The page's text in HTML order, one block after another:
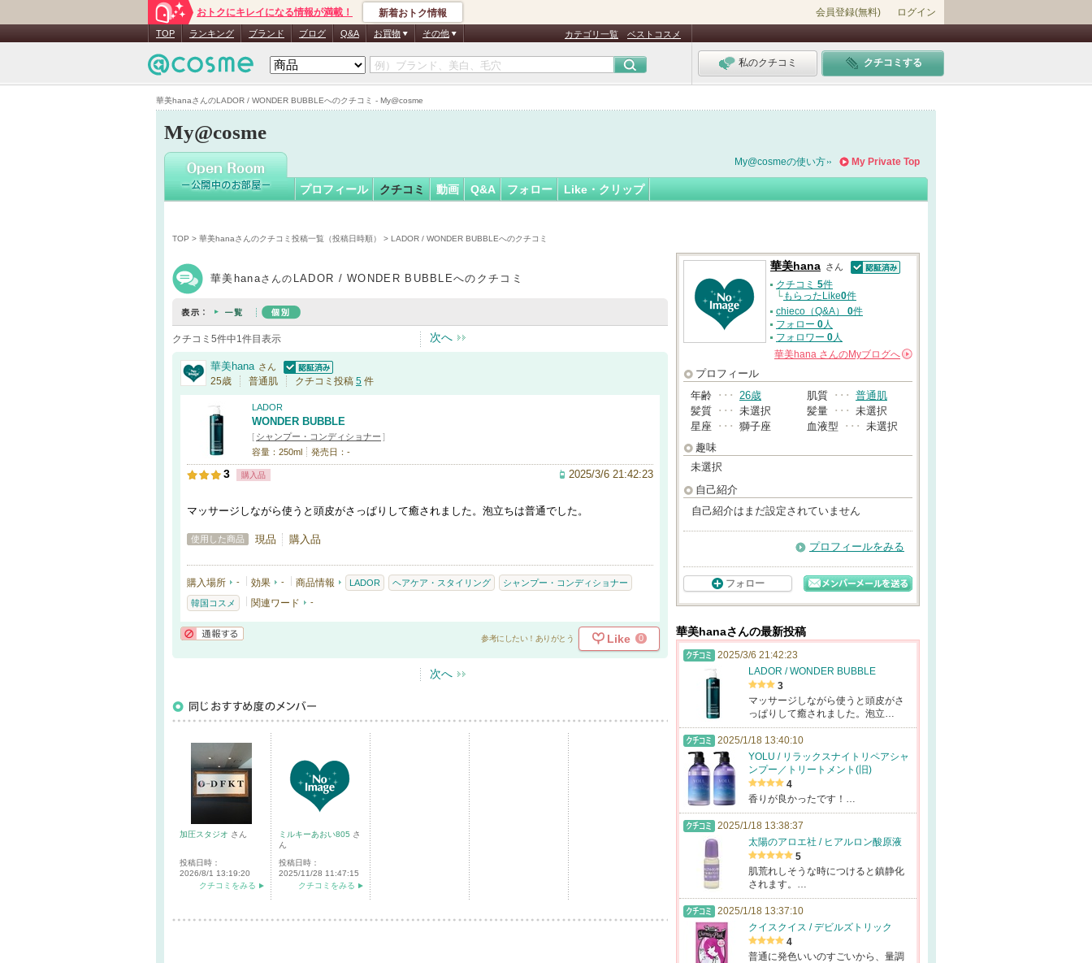
華美hanaさんのLADOR / WONDER BUBBLEへのクチコミ - My@cosme
おトクにキレイになる情報が満載！ 新着おトク情報 会員登録(無料) ログイン
TOP ランキング ブランド ブログ Q&A お買物 その他 カテゴリ一覧 ベストコスメ
私のクチコミ クチコミする
My@cosme
華美hanaさん
認
証
My Private Top
My@cosmeの使い方
プロフィール クチコミ 動画 Q&A フォロー Like・クリップ
TOP > 華美hanaさんのクチコミ投稿一覧（投稿日時順） > LADOR / WONDER BUBBLEへのクチコミ
華美hanaさんの LADOR / WONDER BUBBLEへのクチコミ
クチコミ5件中1件目表示 次へ
華美hana さん
認証済
25歳 普通肌 クチコミ投稿 5 件
LADOR
WONDER BUBBLE
[ シャンプー・コンディショナー ]
容量：250ml
発売日：-
3 購入品 2025/3/6 21:42:23
マッサージしながら使うと頭皮がさっぱりして癒されました。泡立ちは普通でした。
使用した商品 現品 購入品
購入場所 - 効果 - 商品情報 LADOR ヘアケア・スタイリング シャンプー・コンディショナー
韓国コスメ 関連ワード -
参考にしたい！ありがとう Like 0
次へ
加圧スタジオ さん
投稿日時：
2026/8/1 13:19:20
クチコミをみる
ミルキーあおい805 さ
ん
投稿日時：
2025/11/28 11:47:15
クチコミをみる
華美hana さん
クチコミ 5件
└もらったLike0件
chieco（Q&A） 0件
フォロー 0人
フォロワー 0人
華美hana さんのMyブログへ
プロフィール
年齢 ･･･ 26歳 肌質 ･･･ 普通肌
髪質 ･･･ 未選択 髪量 ･･･ 未選択
星座 ･･･ 獅子座 血液型 ･･･ 未選択
趣味
未選択
自己紹介
自己紹介はまだ設定されていません
プロフィールをみる
フォロー
華美hanaさんの最新投稿
2025/3/6 21:42:23
LADOR / WONDER BUBBLE
3
マッサージしながら使うと頭皮がさ
っぱりして癒されました。泡立…
2025/1/18 13:40:10
YOLU / リラックスナイトリペアシャ
ンプー／トリートメント(旧)
4
香りが良かったです！…
2025/1/18 13:38:37
太陽のアロエ社 / ヒアルロン酸原液
5
肌荒れしそうな時につけると鎮静化
されます。…
2025/1/18 13:37:10
クイスクイス / デビルズトリック
4
普通に発色いいのすごいから、量調